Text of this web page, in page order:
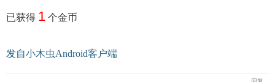
已获得 1 个金币
发自小木虫Android客户端